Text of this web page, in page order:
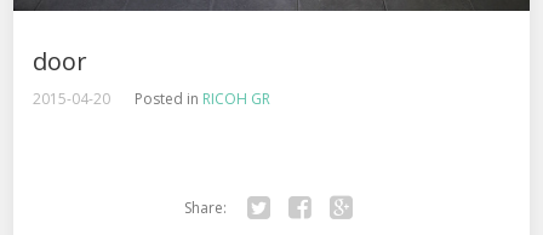
door
2015-04-20 Posted in RICOH GR
Share: